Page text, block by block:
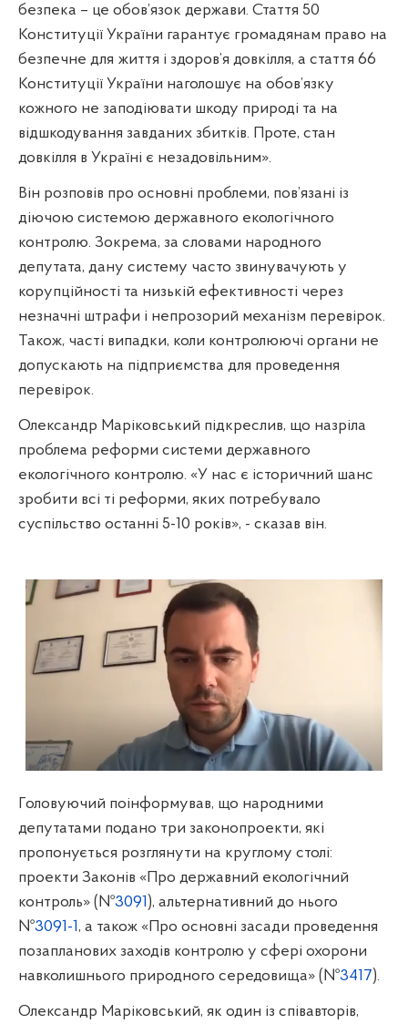
безпека – це обов’язок держави. Стаття 50
Конституції України гарантує громадянам право на
безпечне для життя і здоров’я довкілля, а стаття 66
Конституції України наголошує на обов’язку
кожного не заподіювати шкоду природі та на
відшкодування завданих збитків. Проте, стан
довкілля в Україні є незадовільним».
Він розповів про основні проблеми, пов’язані із
діючою системою державного екологічного
контролю. Зокрема, за словами народного
депутата, дану систему часто звинувачують у
корупційності та низькій ефективності через
незначні штрафи і непрозорий механізм перевірок.
Також, часті випадки, коли контролюючі органи не
допускають на підприємства для проведення
перевірок.
Олександр Маріковський підкреслив, що назріла
проблема реформи системи державного
екологічного контролю. «У нас є історичний шанс
зробити всі ті реформи, яких потребувало
суспільство останні 5-10 років», - сказав він.
Головуючий поінформував, що народними
депутатами подано три законопроекти, які
пропонується розглянути на круглому столі:
проекти Законів «Про державний екологічний
контроль» (№3091 ), альтернативний до нього
№3091-1, а також «Про основні засади проведення
позапланових заходів контролю у сфері охорони
навколишнього природного середовища» (№3417).
Олександр Маріковський, як один із співавторів,